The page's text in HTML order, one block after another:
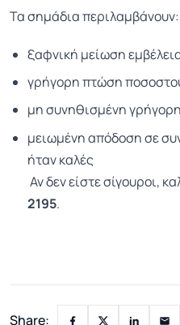
Τα σημάδια περιλαμβάνουν:
ξαφνική μείωση
γρήγορη πτώση
μη συνηθισμένη
μειωμένη απόδοση σε
ήταν καλές
Αν δεν είστε σίγουροι,
2195.
Share: